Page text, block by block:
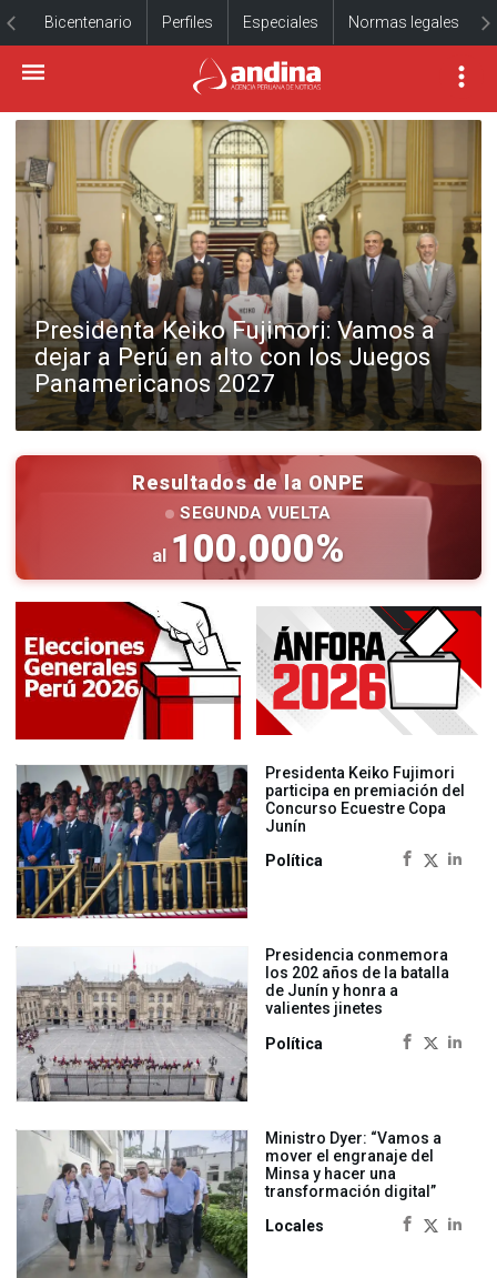
Bicentenario Perfiles Especiales Normas legales
Presidenta Keiko Fujimori: Vamos a
dejar a Perú en alto con los Juegos
Panamericanos 2027
Resultados de la ONPE
SEGUNDA VUELTA
al 100.000%
Presidenta Keiko Fujimori
participa en premiación del
Concurso Ecuestre Copa
Junín
Política
Presidencia conmemora
los 202 años de la batalla
de Junín y honra a
valientes jinetes
Política
Ministro Dyer: “Vamos a
mover el engranaje del
Minsa y hacer una
transformación digital”
Locales